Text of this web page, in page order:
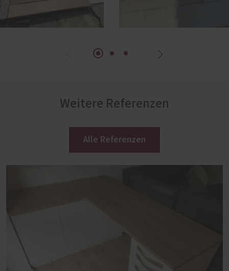
Weitere Referenzen
Alle Referenzen